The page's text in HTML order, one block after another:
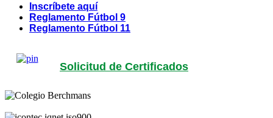
Inscríbete aquí
Reglamento Fútbol 9
Reglamento Fútbol 11
Solicitud de Certificados